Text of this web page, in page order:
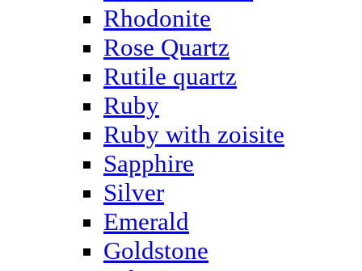
Rhodonite
Rose Quartz
Rutile quartz
Ruby
Ruby with zoisite
Sapphire
Silver
Emerald
Goldstone